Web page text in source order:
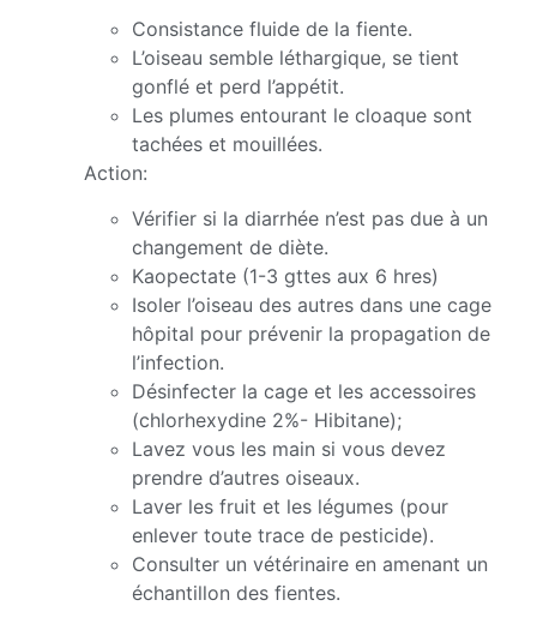
Consistance fluide de la fiente.
L’oiseau semble léthargique, se tient
gonflé et perd l’appétit.
Les plumes entourant le cloaque sont
tachées et mouillées.
Action:
Vérifier si la diarrhée n’est pas due à un
changement de diète.
Kaopectate (1-3 gttes aux 6 hres)
Isoler l’oiseau des autres dans une cage
hôpital pour prévenir la propagation de
l’infection.
Désinfecter la cage et les accessoires
(chlorhexydine 2%- Hibitane);
Lavez vous les main si vous devez
prendre d’autres oiseaux.
Laver les fruit et les légumes (pour
enlever toute trace de pesticide).
Consulter un vétérinaire en amenant un
échantillon des fientes.